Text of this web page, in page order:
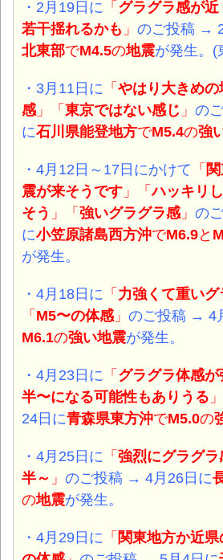
・2月19日 に 「 グラグラ感が近
若干揺れるかも 」 のご投稿 →
北東部でM4.5の地震が発生。 (
・3月11日 に 「 やはり大きめ
感 」「 東京ではない感 じ 」 の
に石川県能登地方でM5.4の強
・4月12日～17日 にかけて 「
震が来そうです 」「ハッキリ
そう 」「 強いグラグラ感 」 の
に小笠原諸島西方沖でM6.9と
が発生。
・4月18日 に 「 力強くて重い
「 M5〜の体感 」 のご投稿 → 4
M6.1の強い地震が発生。
・4月23日 に 「 グラグラ体感が
半〜になる可能性もありうる 」
24日に青森県東方沖でM5.0の
・4月25日 に 「 強烈にグラグラ
半～ 」 のご投稿 → 4月26日に
の地震が発生。
・4月29日 に 「 関東地方か近県